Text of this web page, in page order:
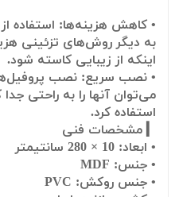
• کاهش هزینه‌ها: استفاده
به دیگر روش‌های تزئینی
اینکه از زیبایی کاسته شود.
• نصب سریع: نصب
می‌توان آنها را به راحتی
استفاده کرد.
▎ مشخصات فنی
• ابعاد: 10 × 280 سانتیمتر
• جنس: MDF
• جنس روکش: PVC